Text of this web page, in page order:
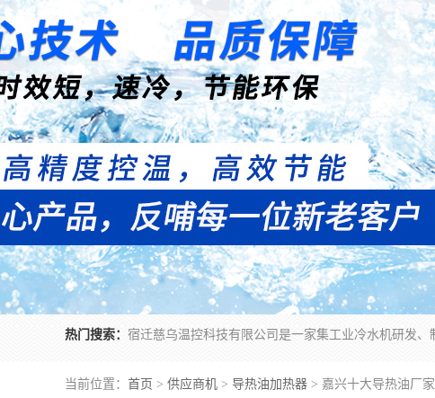
热门搜索：
当前位置： 首页 > 供应商机 > 导热油加热器 > 嘉兴十大导热油厂家